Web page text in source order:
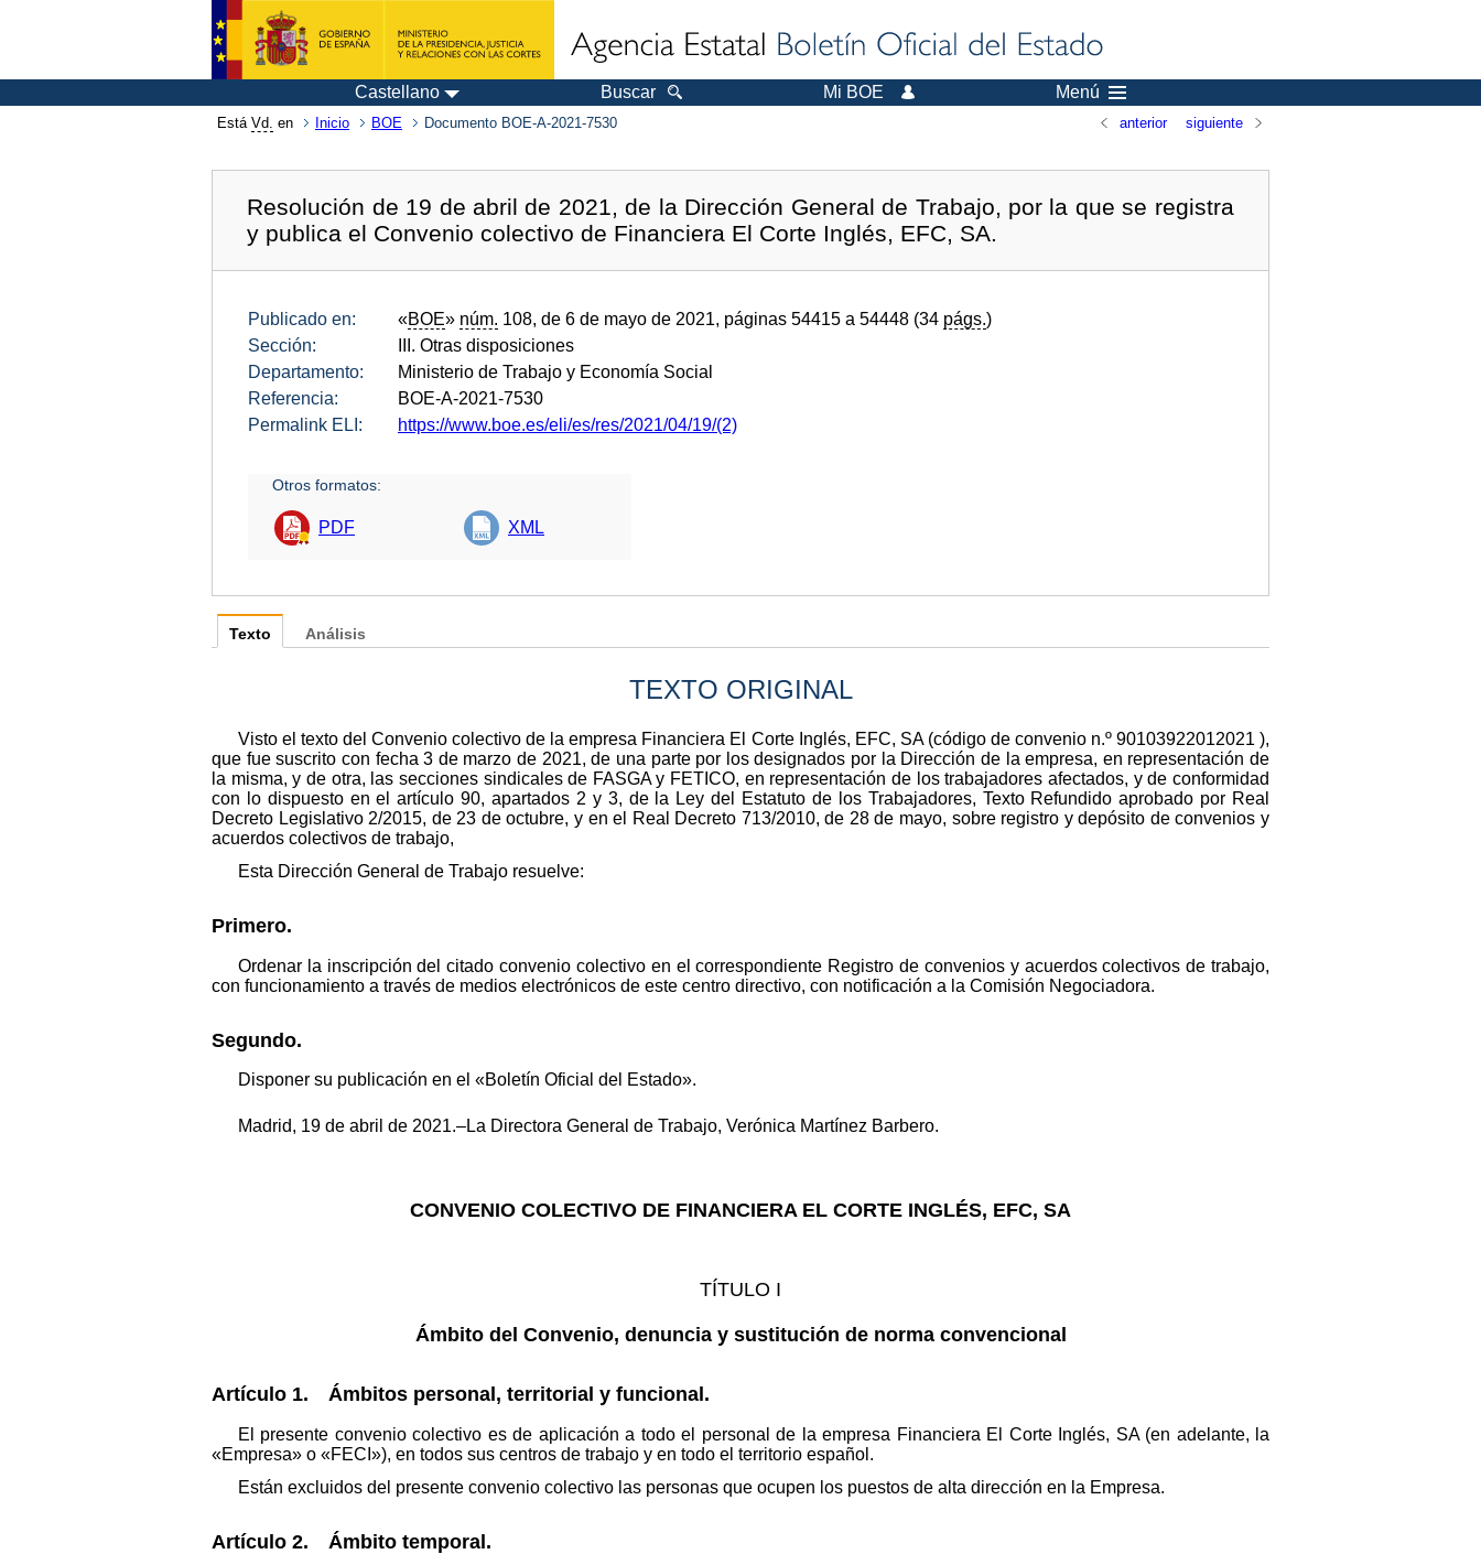
Castellano Buscar Mi BOE Menú
Está Vd. en Inicio BOE Documento BOE-A-2021-7530 anterior siguiente
Resolución de 19 de abril de 2021, de la Dirección General de Trabajo, por la que se registra
y publica el Convenio colectivo de Financiera El Corte Inglés, EFC, SA.
Publicado en: «BOE» núm. 108, de 6 de mayo de 2021, páginas 54415 a 54448 (34 págs.)
Sección:
III. Otras disposiciones
Departamento:
Ministerio de Trabajo y Economía Social
Referencia:
BOE-A-2021-7530
Permalink ELI:
https://www.boe.es/eli/es/res/2021/04/19/(2)
Otros formatos:
PDF XML
Texto
TEXTO ORIGINAL
Visto el texto del Convenio colectivo de la empresa Financiera El Corte Inglés, EFC, SA (código de convenio n.º 90103922012021 ),
que fue suscrito con fecha 3 de marzo de 2021, de una parte por los designados por la Dirección de la empresa, en representación de
la misma, y de otra, las secciones sindicales de FASGA y FETICO, en representación de los trabajadores afectados, y de conformidad
con lo dispuesto en el artículo 90, apartados 2 y 3, de la Ley del Estatuto de los Trabajadores, Texto Refundido aprobado por Real
Decreto Legislativo 2/2015, de 23 de octubre, y en el Real Decreto 713/2010, de 28 de mayo, sobre registro y depósito de convenios y
acuerdos colectivos de trabajo,
Esta Dirección General de Trabajo resuelve:
Primero.
Ordenar la inscripción del citado convenio colectivo en el correspondiente Registro de convenios y acuerdos colectivos de trabajo,
con funcionamiento a través de medios electrónicos de este centro directivo, con notificación a la Comisión Negociadora.
Segundo.
Disponer su publicación en el «Boletín Oficial del Estado».
Madrid, 19 de abril de 2021.–La Directora General de Trabajo, Verónica Martínez Barbero.
CONVENIO COLECTIVO DE FINANCIERA EL CORTE INGLÉS, EFC, SA
TÍTULO I
Ámbito del Convenio, denuncia y sustitución de norma convencional
Artículo 1. Ámbitos personal, territorial y funcional.
El presente convenio colectivo es de aplicación a todo el personal de la empresa Financiera El Corte Inglés, SA (en adelante, la
«Empresa» o «FECI»), en todos sus centros de trabajo y en todo el territorio español.
Están excluidos del presente convenio colectivo las personas que ocupen los puestos de alta dirección en la Empresa.
Artículo 2. Ámbito temporal.
Análisis